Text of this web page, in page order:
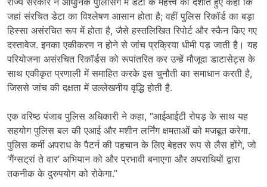
जहां संरचित डेटा का विश्लेषण आसान होता है; वहीं पुलिस रिकॉर्ड का बड़ा
हिस्सा असंरचित रूप में होता है, जैसे हस्तलिखित रिपोर्ट और स्कैन किए गए
दस्तावेज. इनका एकीकरण न होने से जांच प्रक्रिया धीमी पड़ जाती है। यह
परियोजना असंरचित रिकॉर्डस को रूपांतरित कर उन्हें मौजूदा डाटासेट्स के
साथ एकीकृत प्रणाली में समाहित करके इस चुनौती का समाधान करती है,
जिससे जांच की दक्षता में उल्लेखनीय वृद्धि होती है.
एक वरिष्ठ पंजाब पुलिस अधिकारी ने कहा, “आईआईटी रोपड़ के साथ यह
सहयोग पुलिस बल की एआई और मशीन लर्निंग क्षमताओं को मजबूत करेगा.
पुलिस कर्मी अपराध के पैटर्न की पहचान के लिए बेहतर रूप से लैस होंगे, जो
‘गैंग्सट्रां ते वार’ अभियान को और प्रभावी बनाएगा और अपराधियों द्वारा
तकनीक के दुरुपयोग को रोकेगा.”